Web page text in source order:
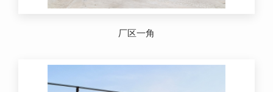
厂区一角